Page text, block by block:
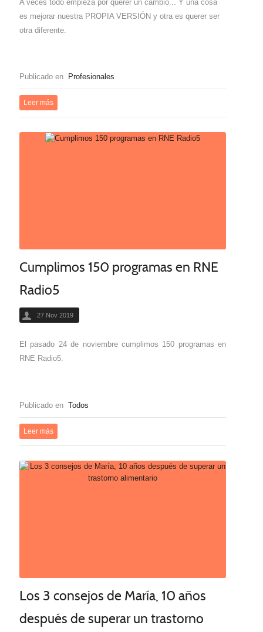
A veces todo empieza por querer un cambio... Y una cosa
es mejorar nuestra PROPIA VERSIÓN y otra es querer ser
otra diferente.
Publicado en Profesionales
Leer más
Cumplimos 150 programas en RNE
Radio5
27 Nov 2019
El pasado 24 de noviembre cumplimos 150 programas en
RNE Radio5.
Publicado en Todos
Leer más
Los 3 consejos de María, 10 años
después de superar un trastorno